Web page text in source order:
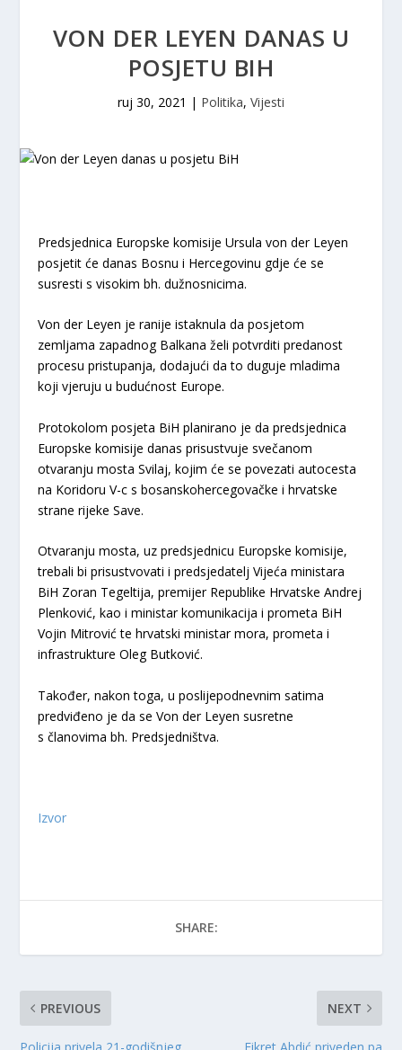
VON DER LEYEN DANAS U
POSJETU BIH
ruj 30, 2021 | Politika, Vijesti
Predsjednica Europske komisije Ursula von der Leyen
posjetit će danas Bosnu i Hercegovinu gdje će se
susresti s visokim bh. dužnosnicima.
Von der Leyen je ranije istaknula da posjetom
zemljama zapadnog Balkana želi potvrditi predanost
procesu pristupanja, dodajući da to duguje mladima
koji vjeruju u budućnost Europe.
Protokolom posjeta BiH planirano je da predsjednica
Europske komisije danas prisustvuje svečanom
otvaranju mosta Svilaj, kojim će se povezati autocesta
na Koridoru V-c s bosanskohercegovačke i hrvatske
strane rijeke Save.
Otvaranju mosta, uz predsjednicu Europske komisije,
trebali bi prisustvovati i predsjedatelj Vijeća ministara
BiH Zoran Tegeltija, premijer Republike Hrvatske Andrej
Plenković, kao i ministar komunikacija i prometa BiH
Vojin Mitrović te hrvatski ministar mora, prometa i
infrastrukture Oleg Butković.
Također, nakon toga, u poslijepodnevnim satima
predviđeno je da se Von der Leyen susretne
s članovima bh. Predsjedništva.
Izvor
SHARE:
PREVIOUS NEXT